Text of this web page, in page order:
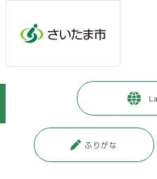
ふりがな
市政情報 人口・
>
更新日